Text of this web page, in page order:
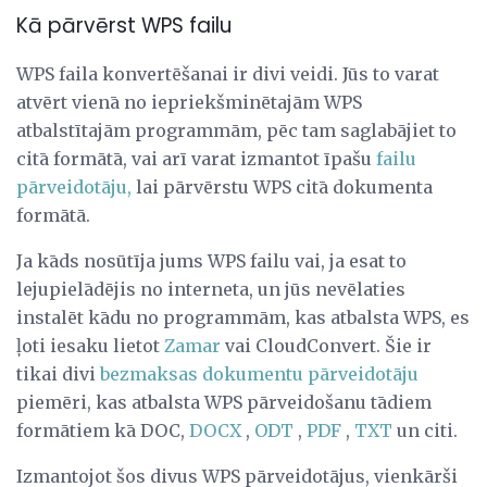
Kā pārvērst WPS failu
WPS faila konvertēšanai ir divi veidi. Jūs to varat
atvērt vienā no iepriekšminētajām WPS
atbalstītajām programmām, pēc tam saglabājiet to
citā formātā, vai arī varat izmantot īpašu failu
pārveidotāju, lai pārvērstu WPS citā dokumenta
formātā.
Ja kāds nosūtīja jums WPS failu vai, ja esat to
lejupielādējis no interneta, un jūs nevēlaties
instalēt kādu no programmām, kas atbalsta WPS, es
ļoti iesaku lietot Zamar vai CloudConvert. Šie ir
tikai divibezmaksas dokumentu pārveidotāju
piemēri, kas atbalsta WPS pārveidošanu tādiem
formātiem kā DOC, DOCX, ODT , PDF , TXT un citi.
Izmantojot šos divus WPS pārveidotājus, vienkārši